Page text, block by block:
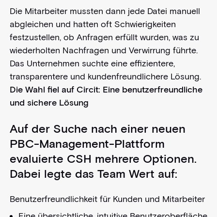
Die Mitarbeiter mussten dann jede Datei manuell
abgleichen und hatten oft Schwierigkeiten
festzustellen, ob Anfragen erfüllt wurden, was zu
wiederholten Nachfragen und Verwirrung führte.
Das Unternehmen suchte eine effizientere,
transparentere und kundenfreundlichere Lösung.
Die Wahl fiel auf Circit: Eine benutzerfreundliche
und sichere Lösung
Auf der Suche nach einer neuen
PBC-Management-Plattform
evaluierte CSH mehrere Optionen.
Dabei legte das Team Wert auf:
Benutzerfreundlichkeit für Kunden und Mitarbeiter